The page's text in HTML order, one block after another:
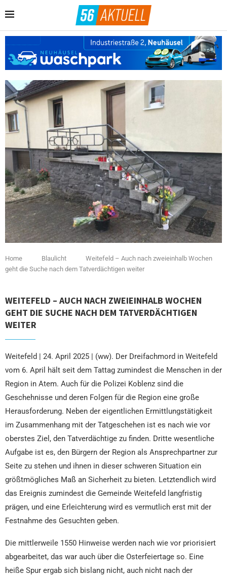
Home Blaulicht
Weitefeld – Auch nach zweieinhalb Wochen
geht die Suche nach dem Tatverdächtigen weiter
WEITEFELD – AUCH NACH ZWEIEINHALB WOCHEN
GEHT DIE SUCHE NACH DEM TATVERDÄCHTIGEN
WEITER
Weitefeld | 24. April 2025 | (ww). Der Dreifachmord in Weitefeld
vom 6. April hält seit dem Tattag zumindest die Menschen in der
Region in Atem. Auch für die Polizei Koblenz sind die
Geschehnisse und deren Folgen für die Region eine große
Herausforderung. Neben der eigentlichen Ermittlungstätigkeit
im Zusammenhang mit der Tatgeschehen ist es nach wie vor
oberstes Ziel, den Tatverdächtige zu finden. Dritte wesentliche
Aufgabe ist es, den Bürgern der Region als Ansprechpartner zur
Seite zu stehen und ihnen in dieser schweren Situation ein
größtmögliches Maß an Sicherheit zu bieten. Letztendlich wird
das Ereignis zumindest die Gemeinde Weitefeld langfristig
prägen, und eine Erleichterung wird es vermutlich erst mit der
Festnahme des Gesuchten geben.
Die mittlerweile 1550 Hinweise werden nach wie vor priorisiert
abgearbeitet, das war auch über die Osterfeiertage so. Eine
heiße Spur ergab sich bislang nicht, auch nicht nach der